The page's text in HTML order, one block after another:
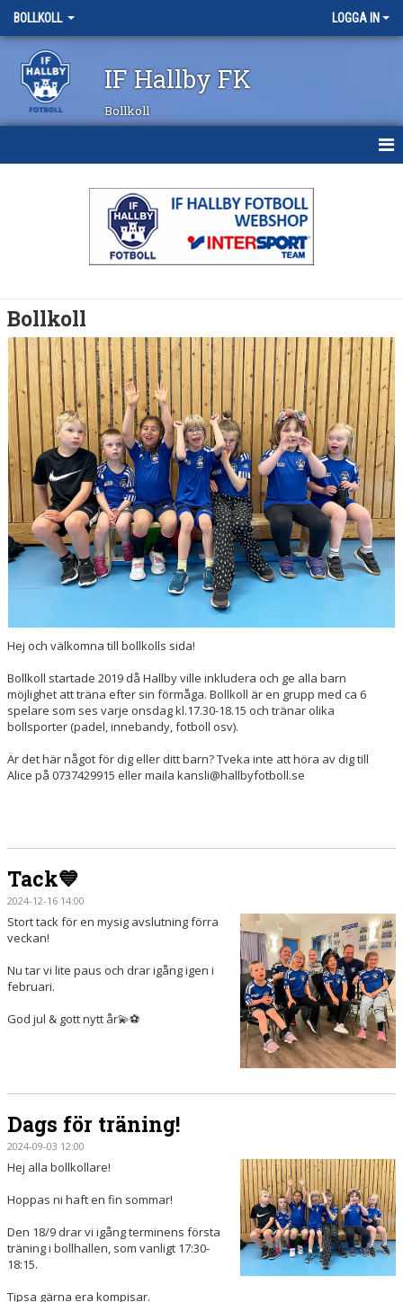
BOLLKOLL LOGGA IN
IF Hallby FK
Bollkoll
Bollkoll
Hej och välkomna till bollkolls sida!
Bollkoll startade 2019 då Hallby ville inkludera och ge alla barn
möjlighet att träna efter sin förmåga. Bollkoll är en grupp med ca 6
spelare som ses varje onsdag kl.17.30-18.15 och tränar olika
bollsporter (padel, innebandy, fotboll osv).
Är det här något för dig eller ditt barn? Tveka inte att höra av dig till
Alice på 0737429915 eller maila kansli@hallbyfotboll.se
Tack💙
2024-12-16 14:00
Stort tack för en mysig avslutning förra
veckan!
Nu tar vi lite paus och drar igång igen i
februari.
God jul & gott nytt år💫⚽️
Dags för träning!
2024-09-03 12:00
Hej alla bollkollare!
Hoppas ni haft en fin sommar!
Den 18/9 drar vi igång terminens första
träning i bollhallen, som vanligt 17:30-
18:15.
Tipsa gärna era kompisar.